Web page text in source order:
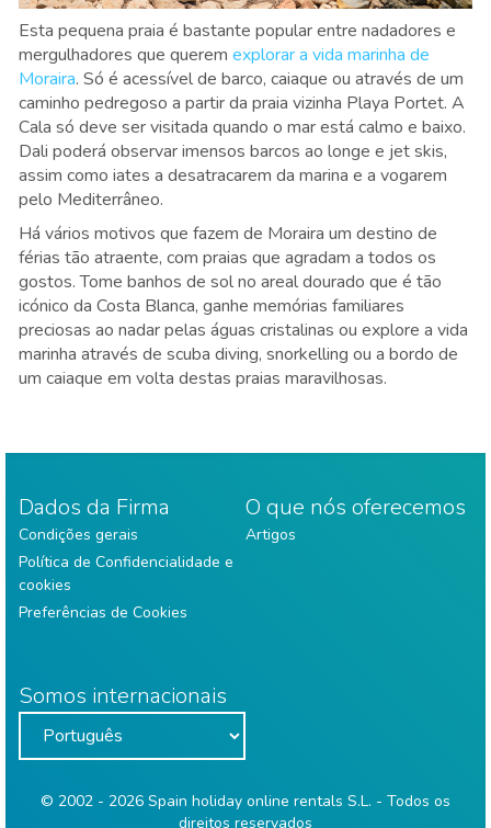
Esta pequena praia é bastante popular entre nadadores e
mergulhadores que querem explorar a vida marinha de
Moraira. Só é acessível de barco, caiaque ou através de um
caminho pedregoso a partir da praia vizinha Playa Portet. A
Cala só deve ser visitada quando o mar está calmo e baixo.
Dali poderá observar imensos barcos ao longe e jet skis,
assim como iates a desatracarem da marina e a vogarem
pelo Mediterrâneo.
Há vários motivos que fazem de Moraira um destino de
férias tão atraente, com praias que agradam a todos os
gostos. Tome banhos de sol no areal dourado que é tão
icónico da Costa Blanca, ganhe memórias familiares
preciosas ao nadar pelas águas cristalinas ou explore a vida
marinha através de scuba diving, snorkelling ou a bordo de
um caiaque em volta destas praias maravilhosas.
Dados da Firma
Condições gerais
Política de Confidencialidade e
cookies
Preferências de Cookies
O que nós oferecemos
Artigos
Somos internacionais
© 2002 - 2026 Spain holiday online rentals S.L. - Todos os
direitos reservados